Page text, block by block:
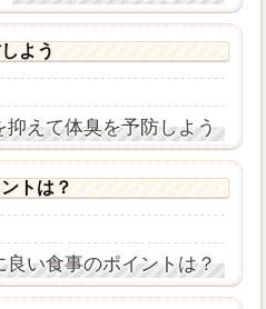
よう
抑えて体臭を予防しよう
トは？
良い食事のポイントは？